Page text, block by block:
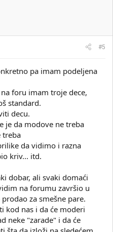
#5
pa imam podeljena
foru imam troje dece,
standard.
decu.
je da modove ne treba
treba
da vidimo i razna
kriv... itd.
dobar, ali svaki domaći
na forumu završio u
za smešne pare.
kod nas i da će moderi
neke "zarade" i da će